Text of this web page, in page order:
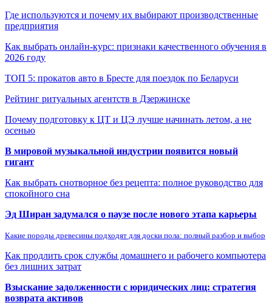
Где используются и почему их выбирают производственные
предприятия
Как выбрать онлайн-курс: признаки качественного обучения в
2026 году
ТОП 5: прокатов авто в Бресте для поездок по Беларуси
Рейтинг ритуальных агентств в Дзержинске
Почему подготовку к ЦТ и ЦЭ лучше начинать летом, а не
осенью
В мировой музыкальной индустрии появится новый
гигант
Как выбрать снотворное без рецепта: полное руководство для
спокойного сна
Эд Ширан задумался о паузе после нового этапа карьеры
Какие породы древесины подходят для доски пола: полный разбор и выбор
Как продлить срок службы домашнего и рабочего компьютера
без лишних затрат
Взыскание задолженности с юридических лиц: стратегия
возврата активов